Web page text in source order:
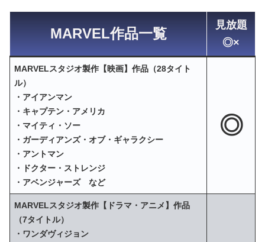
MARVEL作品一覧
見放題
◎×
MARVELスタジオ製作【映画】作品（28タイト
ル）
・アイアンマン
・キャプテン・アメリカ
・マイティ・ソー
・ガーディアンズ・オブ・ギャラクシー
・アントマン
・ドクター・ストレンジ
・アベンジャーズ など
◎
MARVELスタジオ製作【ドラマ・アニメ】作品
（7タイトル）
・ワンダヴィジョン